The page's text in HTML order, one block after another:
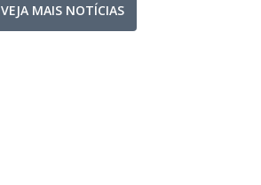
VEJA MAIS NOTÍCIAS